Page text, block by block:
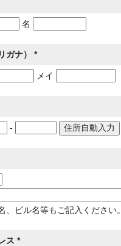
名
ガナ） *
メイ
-
、ビル名等もご記入ください。
ス *